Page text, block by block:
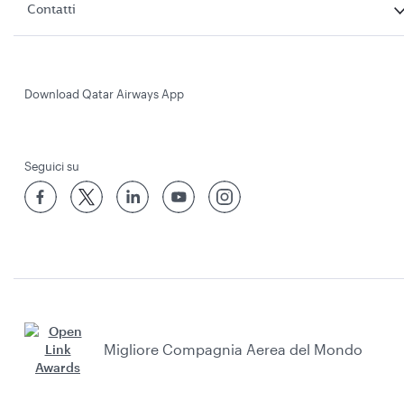
Contatti
Download Qatar Airways App
Seguici su
Migliore Compagnia Aerea del Mondo